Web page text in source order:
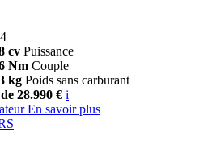
cv Puissance
Nm Couple
kg Poids sans carburant
28.990 € i
En savoir plus